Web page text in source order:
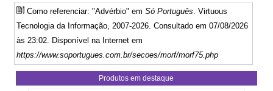
Como referenciar: "Advérbio" emSó Português. Virtuous
Tecnologia da Informação, 2007-2026. Consultado em 07/08/2026
às 23:02. Disponível na Internet em
https://www.soportugues.com.br/secoes/morf/morf75.php
Produtos em destaque